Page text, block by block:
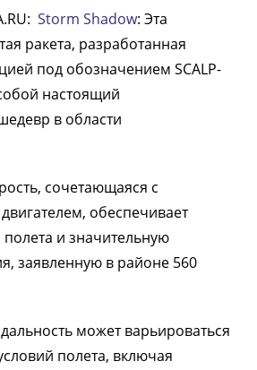
Storm Shadow: Эта
ракета, разработанная
под обозначением SCALP-
настоящий
в области
сочетающаяся с
обеспечивает
и значительную
заявленную в районе 560
может варьироваться
полета, включая